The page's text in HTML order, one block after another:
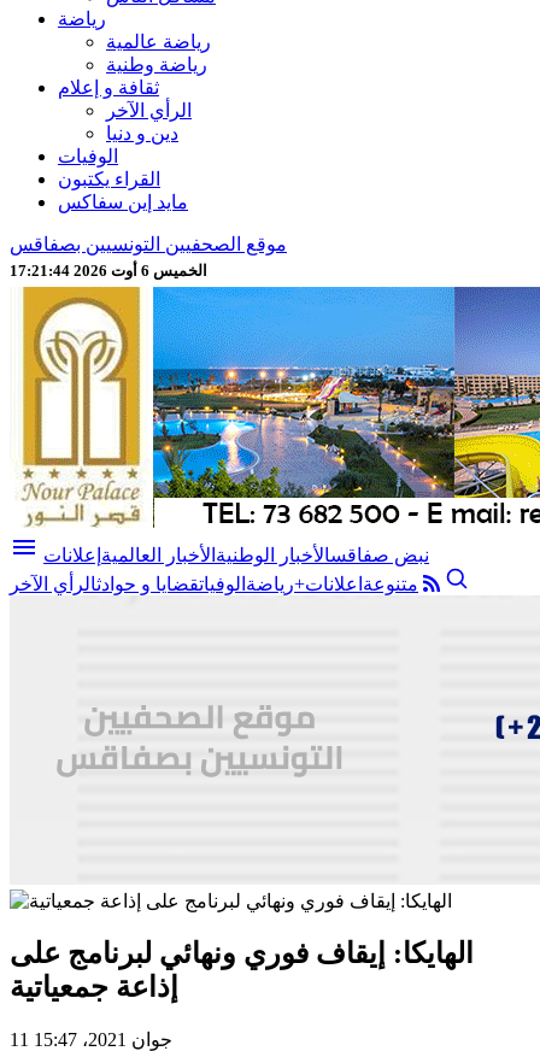
رياضة
رياضة عالمية
رياضة وطنية
ثقافة و إعلام
الرأي الآخر
دين و دنيا
الوفيات
القراء يكتبون
مايد إين سفاكس
موقع الصحفيين التونسيين بصفاقس
الخميس 6 أوت 2026 17:21:46
menu نبض صفاقسالأخبار الوطنية الأخبار العالمية إعلانات
متنوعة اعلانات+رياضة الوفياتقضايا و حوادثالرأي الآخر
الهايكا: إيقاف فوري ونهائي لبرنامج على
إذاعة جمعياتية
11 جوان 2021، 15:47